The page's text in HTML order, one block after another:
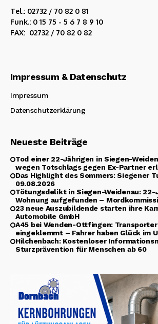
Tel.: 02732 / 70 82 0 81
Funk.: 0 15 75 - 5 6 7 8 9 10
FAX: 02732 / 70 82 0 82
Impressum & Datenschutz
Impressum
Datenschutzerklärung
Neueste Beiträge
Tod einer 22-Jährigen in Siegen-
wegen Totschlags gegen Ex-Partner
Das Highlight des Sommers: Siegener
09.08.2026
Tötungsdelikt in Siegen-Weidenau:
Wohnung aufgefunden –
23 neue Auszubildende starten ihre
Automobile GmbH
A45 bei Wenden-Ottfingen:
eingeklemmt – Fahrer haben Glück im
Hilchenbach: Kostenloser
Sturzprävention für Menschen ab 60